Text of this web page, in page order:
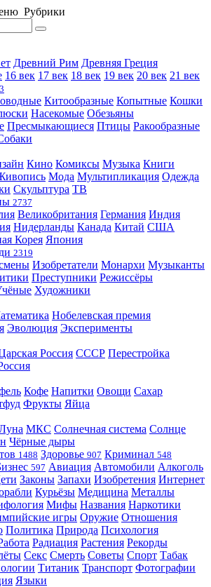
Рубрики
Древний Рим Древняя Греция
16 век 17 век 18 век 19 век 20 век 21 век
Китообразные Копытные Кошки
Насекомые Обезьяны
Пресмыкающиеся Птицы Ракообразные
Кино Комиксы Музыка Книги
Мода Мультипликация Одежда
Скульптура ТВ
2737
Великобритания Германия Индия
Нидерланды Канада Китай США
Корея Япония
2319
Изобретатели Монархи Музыканты
Преступники Режиссёры
Художники
Нобелевская премия
Эволюция Эксперименты
Россия СССР Перестройка
Кофе Напитки Овощи Сахар
Фрукты Яйца
МКС Солнечная система Солнце
Чёрные дыры
1488 Здоровье 907 Криминал 548
597 Авиация Автомобили Алкоголь
Законы Запахи Изобретения Интернет
Курьёзы Медицина Металлы
Мифы Названия Наркотики
игры Оружие Отношения
Политика Природа Психология
Радиация Растения Рекорды
Секс Смерть Советы Спорт Табак
Титаник Транспорт Фотографии
Языки